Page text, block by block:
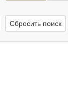
Сбросить поиск